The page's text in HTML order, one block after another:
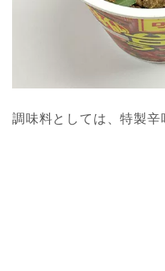
調味料としては、特製辛